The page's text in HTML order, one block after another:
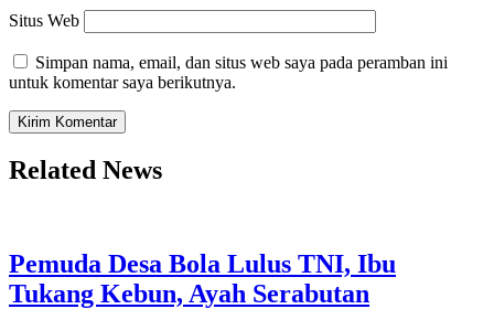
Situs Web
Simpan nama, email, dan situs web saya pada peramban ini
untuk komentar saya berikutnya.
Related News
Pemuda Desa Bola Lulus TNI, Ibu
Tukang Kebun, Ayah Serabutan